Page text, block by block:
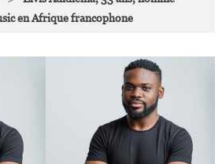
en Afrique francophone